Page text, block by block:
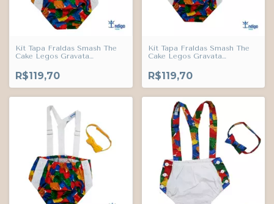
Kit Tapa Fraldas Smash The
Cake Legos Gravata
Royal Índigo Trend
R$119,70
Kit Tapa Fraldas Smash The
Cake Legos Gravata
Suspensório Azul Royal
Índigo Trend
R$119,70